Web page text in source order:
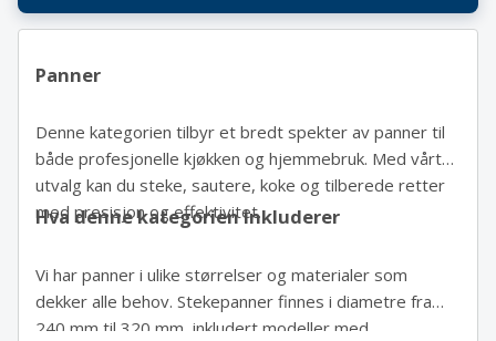
Panner
Denne kategorien tilbyr et bredt spekter av panner til
både profesjonelle kjøkken og hjemmebruk. Med vårt
utvalg kan du steke, sautere, koke og tilberede retter
med presisjon og effektivitet.
Hva denne kategorien inkluderer
Vi har panner i ulike størrelser og materialer som
dekker alle behov. Stekepanner finnes i diametre fra
240 mm til 320 mm, inkludert modeller med